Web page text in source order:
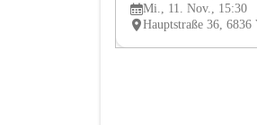
Mi., 11. Nov., 15:30